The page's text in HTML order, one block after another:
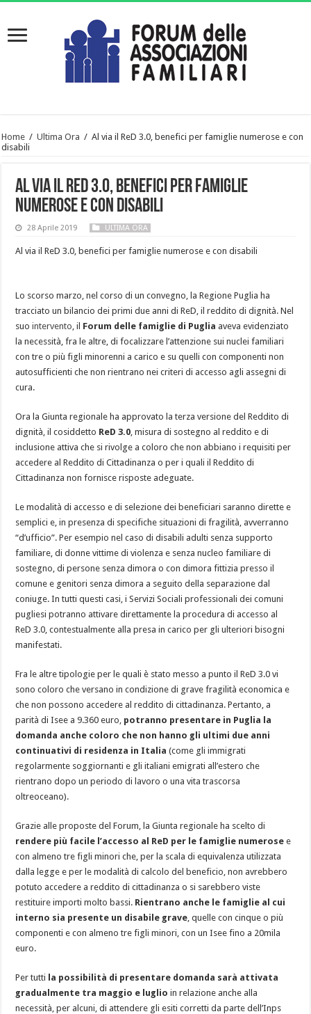
Home / Ultima Ora / Al via il ReD 3.0, benefici per famiglie numerose e con
disabili
Al via il ReD 3.0, benefici per famiglie
numerose e con disabili
28 Aprile 2019 ULTIMA ORA
Al via il ReD 3.0, benefici per famiglie numerose e con disabili
Lo scorso marzo, nel corso di un convegno, la Regione Puglia ha
tracciato un bilancio dei primi due anni di ReD, il reddito di dignità. Nel
suointervento , il Forum delle famiglie di Puglia aveva evidenziato
la necessità, fra le altre, di focalizzare l’attenzione sui nuclei familiari
con tre o più figli minorenni a carico e su quelli con componenti non
autosufficienti che non rientrano nei criteri di accesso agli assegni di
cura.
Ora la Giunta regionale ha approvato la terza versione del Reddito di
dignità, il cosiddetto ReD 3.0 , misura di sostegno al reddito e di
inclusione attiva che si rivolge a coloro che non abbiano i requisiti per
accedere al Reddito di Cittadinanza o per i quali il Reddito di
Cittadinanza non fornisce risposte adeguate.
Le modalità di accesso e di selezione dei beneficiari saranno dirette e
semplici e, in presenza di specifiche situazioni di fragilità, avverranno
“d’ufficio”. Per esempio nel caso di disabili adulti senza supporto
familiare, di donne vittime di violenza e senza nucleo familiare di
sostegno, di persone senza dimora o con dimora fittizia presso il
comune e genitori senza dimora a seguito della separazione dal
coniuge. In tutti questi casi, i Servizi Sociali professionali dei comuni
pugliesi potranno attivare direttamente la procedura di accesso al
ReD 3.0, contestualmente alla presa in carico per gli ulteriori bisogni
manifestati.
Fra le altre tipologie per le quali è stato messo a punto il ReD 3.0 vi
sono coloro che versano in condizione di grave fragilità economica e
che non possono accedere al reddito di cittadinanza. Pertanto, a
parità di Isee a 9.360 euro, potranno presentare in Puglia la
domanda anche coloro che non hanno gli ultimi due anni
continuativi di residenza in Italia (come gli immigrati
regolarmente soggiornanti e gli italiani emigrati all’estero che
rientrano dopo un periodo di lavoro o una vita trascorsa
oltreoceano).
Grazie alle proposte del Forum, la Giunta regionale ha scelto di
rendere più facile l’accesso al ReD per le famiglie numerose e
con almeno tre figli minori che, per la scala di equivalenza utilizzata
dalla legge e per le modalità di calcolo del beneficio, non avrebbero
potuto accedere a reddito di cittadinanza o si sarebbero viste
restituire importi molto bassi. Rientrano anche le famiglie al cui
interno sia presente un disabile grave , quelle con cinque o più
componenti e con almeno tre figli minori, con un Isee fino a 20mila
euro.
Per tutti la possibilità di presentare domanda sarà attivata
gradualmente tra maggio e luglio in relazione anche alla
necessità, per alcuni, di attendere gli esiti corretti da parte dell’Inps